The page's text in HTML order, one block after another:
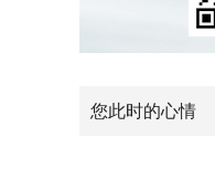
您此时的心情